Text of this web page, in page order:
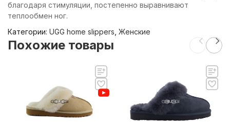
благодаря стимуляции, постепенно выравнивают
теплообмен ног.
Категории: UGG home slippers Женские
Похожие товары